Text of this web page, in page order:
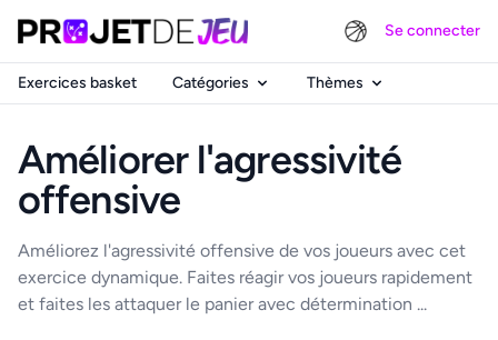
Se connecter
Exercices basket Catégories Thèmes
Améliorer l'agressivité
offensive
Améliorez l'agressivité offensive de vos joueurs avec cet
exercice dynamique. Faites réagir vos joueurs rapidement
et faites les attaquer le panier avec détermination ...